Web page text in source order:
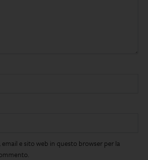
email e sito web in questo browser per la